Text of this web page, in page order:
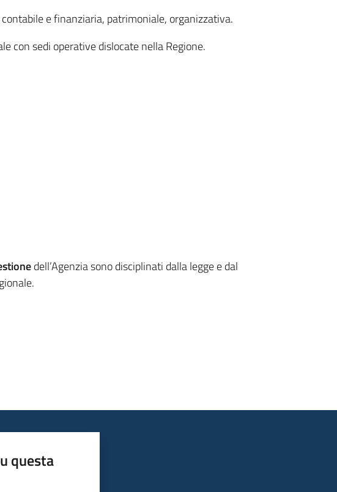
e finanziaria, patrimoniale, organizzativa.
con sedi operative dislocate nella Regione.
dell’Agenzia sono disciplinati dalla legge e dal
questa